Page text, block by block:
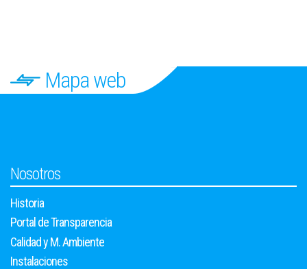
Mapa web
Nosotros
Historia
Portal de Transparencia
Calidad y M. Ambiente
Instalaciones